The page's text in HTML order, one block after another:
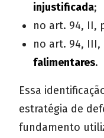
injustificada;
no art. 94, II,
no art. 94, III,
falimentares.
Essa
estratégia de
fundamento